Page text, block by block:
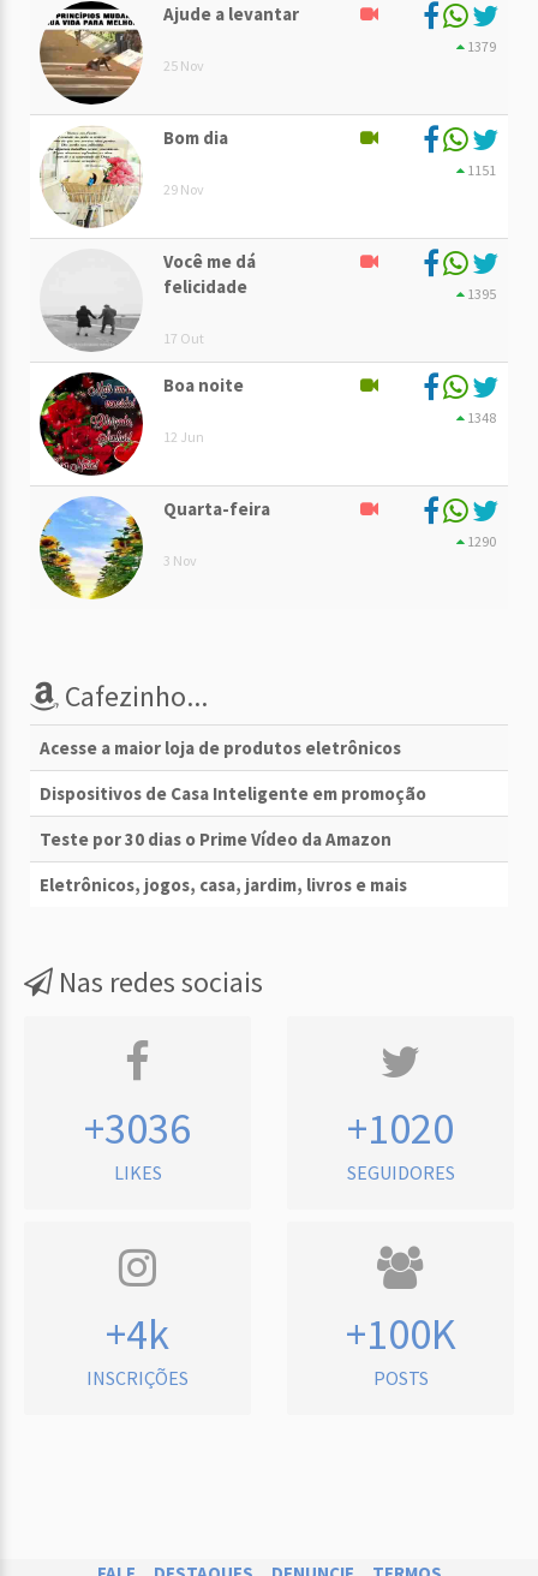
Ajude a levantar
25 Nov
1379
Bom dia
29 Nov
1151
Você me dá
felicidade
17 Out
1395
Boa noite
12 Jun
1348
Quarta-feira
3 Nov
1290
Cafezinho...
Acesse a maior loja de produtos eletrônicos
Dispositivos de Casa Inteligente em promoção
Teste por 30 dias o Prime Vídeo da Amazon
Eletrônicos, jogos, casa, jardim, livros e mais
Nas redes sociais
+3036
LIKES
+1020
SEGUIDORES
+4k
INSCRIÇÕES
+100K
POSTS